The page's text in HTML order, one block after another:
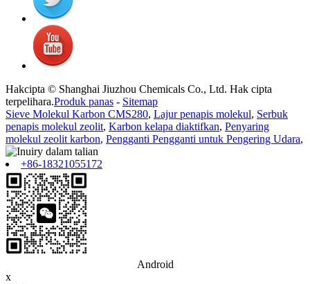
Hakcipta © Shanghai Jiuzhou Chemicals Co., Ltd. Hak cipta
terpelihara.Produk panas - Sitemap
Sieve Molekul Karbon CMS280, Lajur penapis molekul, Serbuk
penapis molekul zeolit, Karbon kelapa diaktifkan, Penyaring
molekul zeolit ​​karbon, Pengganti Pengganti untuk Pengering Udara,
+86-18321055172
Android
x